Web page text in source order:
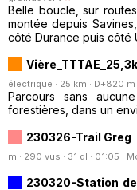
Belle boucle, sur
montée depuis
côté Durance puis côté
électrique · 25 km · D+820 m
Parcours sans
forestières, dans un
230326-Trail Greg
m · 290 vus · 31 dl · 01:05 ·
230320-Station